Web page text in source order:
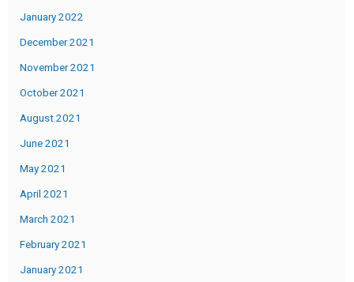
January 2022
December 2021
November 2021
October 2021
August 2021
June 2021
May 2021
April 2021
March 2021
February 2021
January 2021